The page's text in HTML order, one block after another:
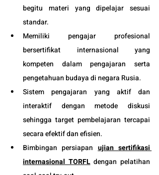
begitu materi yang dipelajar sesuai
standar.
Memiliki pengajar profesional
bersertifikat internasional yang
kompeten dalam pengajaran serta
pengetahuan budaya di negara Rusia.
Sistem pengajaran yang aktif dan
interaktif dengan metode diskusi
sehingga target pembelajaran tercapai
secara efektif dan efisien.
Bimbingan persiapan ujian sertifikasi
internasional TORFL dengan pelatihan